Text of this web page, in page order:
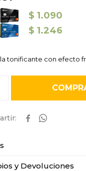
$ 1.090
$ 1.246
tonificante con efecto
 
y Devoluciones